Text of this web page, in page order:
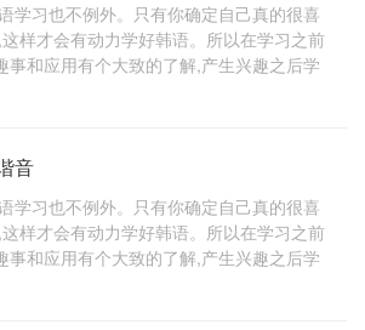
学习也不例外。只有你确定自己真的很喜
样才会有动力学好韩语。所以在学习之前
事和应用有个大致的了解,产生兴趣之后学
音
学习也不例外。只有你确定自己真的很喜
样才会有动力学好韩语。所以在学习之前
事和应用有个大致的了解,产生兴趣之后学